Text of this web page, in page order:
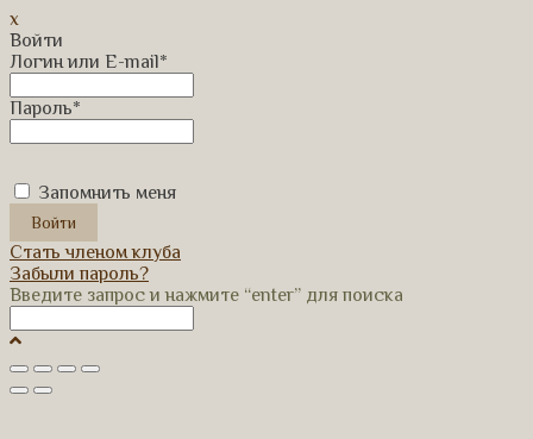
x
Войти
Логин или E-mail*
Пароль*
Запомнить меня
Стать членом клуба
Забыли пароль?
Введите запрос и нажмите “enter” для поиска